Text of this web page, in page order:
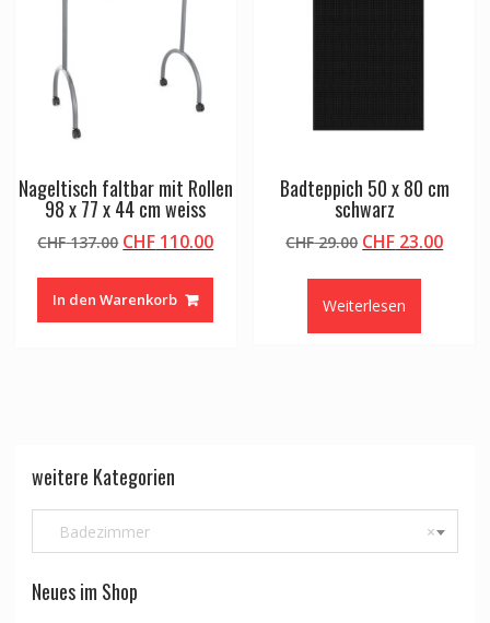
Nageltisch faltbar mit Rollen
98 x 77 x 44 cm weiss
CHF137.00 Ursprünglicher
war:
CHF 137.00
CHF 110.00Aktueller
In den Warenkorb
Badteppich 50 x 80 cm
schwarz
CHF29.00 Ursprünglicher
CHF 29.00
CHF 23.00
Weiterlesen
weitere Kategorien
×
Badezimmer
Neues im Shop